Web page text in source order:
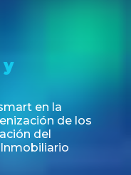
en la
de los
del